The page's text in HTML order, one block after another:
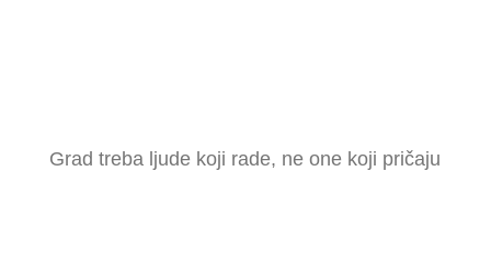
Grad treba ljude koji rade, ne one koji pričaju